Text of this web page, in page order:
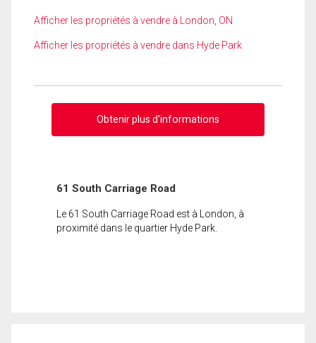
Afficher les propriétés à vendre à London, ON
Afficher les propriétés à vendre dans Hyde Park
Obtenir plus d'informations
61 South Carriage Road
Le 61 South Carriage Road est à London, à
proximité dans le quartier Hyde Park.